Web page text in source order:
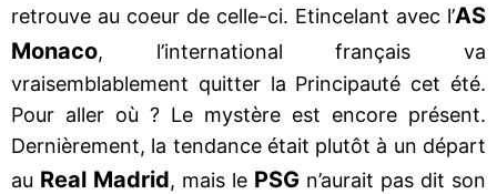
retrouve au coeur de celle-ci. Etincelant avec l’AS
Monaco, l’international français va
vraisemblablement quitter la Principauté cet été.
Pour aller où ? Le mystère est encore présent.
Dernièrement, la tendance était plutôt à un départ
au Real Madrid, mais le PSG n’aurait pas dit son